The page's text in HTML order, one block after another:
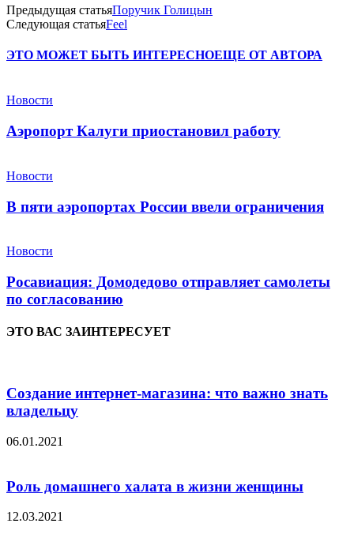
Предыдущая статьяПоручик Голицын
Следующая статьяFeel
ЭТО МОЖЕТ БЫТЬ ИНТЕРЕСНОЕЩЕ ОТ АВТОРА
Новости
Аэропорт Калуги приостановил работу
Новости
В пяти аэропортах России ввели ограничения
Новости
Росавиация: Домодедово отправляет самолеты
по согласованию
ЭТО ВАС ЗАИНТЕРЕСУЕТ
Создание интернет-магазина: что важно знать
владельцу
06.01.2021
Роль домашнего халата в жизни женщины
12.03.2021